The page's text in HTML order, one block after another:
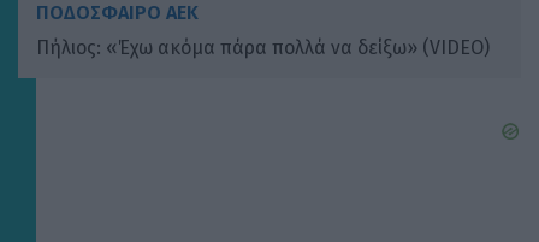
ΠΟΔΟΣΦΑΙΡΟ ΑΕΚ
Πήλιος: «Έχω ακόμα πάρα πολλά να δείξω» (VIDEO)